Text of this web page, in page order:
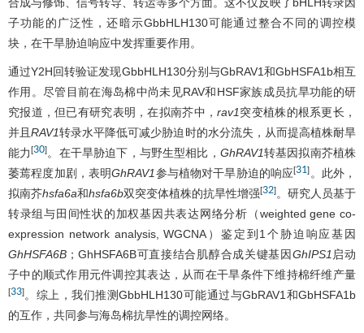
合成与修饰、信号转导、转运等多个方面。这不仅反映了bHLH转录因
子功能的广泛性，还暗示GbbHLH130可能通过整合不同的调控模
块，在干旱胁迫响应中发挥重要作用。
通过Y2H回转验证发现GbbHLH130分别与GbRAV1和GbHSFA1b相互
作用。尽管目前在海岛棉中尚未见RAV和HSF家族成员抗旱功能的研
究报道，但已有研究表明，在拟南芥中，rav1突变植株的根系更长，
并且RAV1转录水平降低可减少胁迫时的水分流失，从而提高植株耐旱
能力[30]。在干旱胁迫下，与野生型相比， GhRAV1转基因拟南芥植株
萎蔫程度加剧，表明GhRAV1参与植物对干旱胁迫的响应[31]。此外，
拟南芥hsfa6a和hsfa6b双突变体植株的抗旱性增强[32]。研究人员基于
转录组与田间性状的加权基因共表达网络分析（weighted gene co-
expression network analysis, WGCNA）鉴定到1个胁迫响应基因
GhHSFA6B ；GhHSFA6B可直接结合肌醇合成关键基因GhIPS1启动
子中的顺式作用元件调控其表达，从而在干旱条件下维持棉纤维产量
[33]。综上，我们推测GbbHLH130可能通过与GbRAV1和GbHSFA1b
的互作，共同参与海岛棉抗旱性的调控网络。